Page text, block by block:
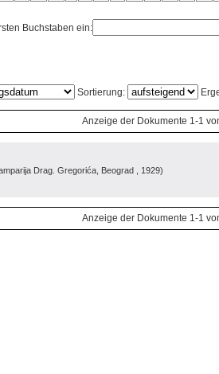
Buchstaben ein:
Sortierung:
Anzeige der Dokumente 1-1
Drag. Gregorića, Beograd , 1929)
Anzeige der Dokumente 1-1